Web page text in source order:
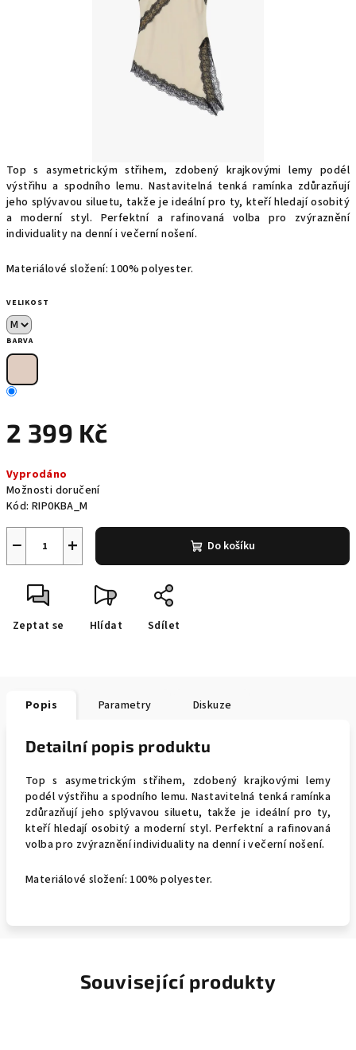
Top s asymetrickým střihem, zdobený krajkovými lemy podél
výstřihu a spodního lemu. Nastavitelná tenká ramínka zdůrazňují
jeho splývavou siluetu, takže je ideální pro ty, kteří hledají osobitý
a moderní styl. Perfektní a rafinovaná volba pro zvýraznění
individuality na denní i večerní nošení.
Materiálové složení: 100% polyester.
VELIKOST
BARVA
2 399 Kč
cena:
Vyprodáno
Možnosti doručení
Kód: RIP0KBA_M
+
− Do košíku
Zeptat se Hlídat Sdílet
Popis Parametry Diskuze
Detailní popis produktu
Top s asymetrickým střihem, zdobený krajkovými lemy
podél výstřihu a spodního lemu. Nastavitelná tenká ramínka
zdůrazňují jeho splývavou siluetu, takže je ideální pro ty,
kteří hledají osobitý a moderní styl. Perfektní a rafinovaná
volba pro zvýraznění individuality na denní i večerní nošení.
Materiálové složení: 100% polyester.
Související produkty